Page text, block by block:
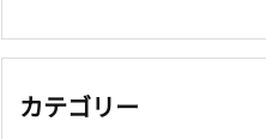
カテゴリー